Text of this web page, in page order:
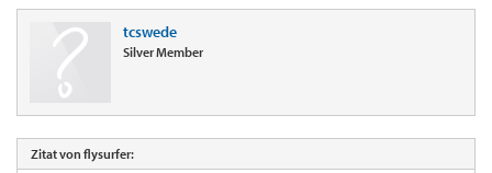
tcswede
Silver Member
Zitat von flysurfer: